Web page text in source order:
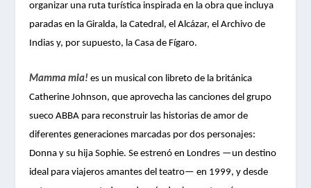
organizar una ruta turística inspirada en la obra que incluya
paradas en la Giralda, la Catedral, el Alcázar, el Archivo de
Indias y, por supuesto, la Casa de Fígaro.
Mamma mia! es un musical con libreto de la británica
Catherine Johnson, que aprovecha las canciones del grupo
sueco ABBA para reconstruir las historias de amor de
diferentes generaciones marcadas por dos personajes:
Donna y su hija Sophie. Se estrenó en Londres —un destino
ideal para viajeros amantes del teatro— en 1999, y desde